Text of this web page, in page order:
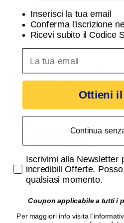
3,10 € 3,01 €
I clienti che hanno
questo prodotto hanno
acquistato anche:
-3%
Scatola da Incasso 3
Moduli a dimensioni
Inserisci la tua email
Conferma l'iscrizione
Ricevi subito il Codice
Ottieni il
Continua
Accetta di ricevere email
Iscrivimi alla Newsletter
incredibili Offerte.
qualsiasi momento.
Coupon applicabile a tutti i
Per maggiori info visita